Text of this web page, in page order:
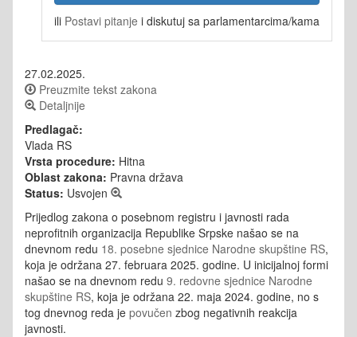
ili Postavi pitanje i diskutuj sa parlamentarcima/kama
27.02.2025.
Preuzmite tekst zakona
Detaljnije
Predlagač:
Vlada RS
Vrsta procedure: Hitna
Oblast zakona: Pravna država
Status: Usvojen
Prijedlog zakona o posebnom registru i javnosti rada
neprofitnih organizacija Republike Srpske našao se na
dnevnom redu 18. posebne sjednice Narodne skupštine RS,
koja je održana 27. februara 2025. godine. U inicijalnoj formi
našao se na dnevnom redu 9. redovne sjednice Narodne
skupštine RS, koja je održana 22. maja 2024. godine, no s
tog dnevnog reda je povučen zbog negativnih reakcija
javnosti.